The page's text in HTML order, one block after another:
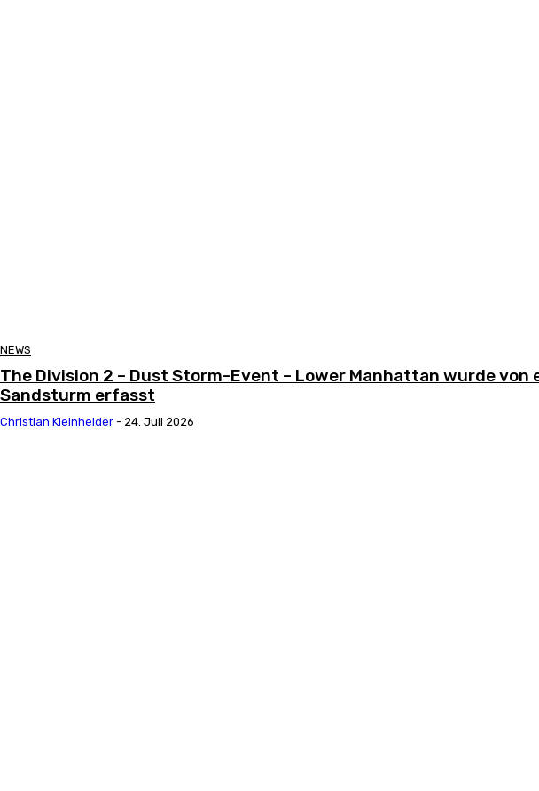
NEWS
The Division 2 – Dust Storm-Event – Lower Manhattan wurde von
Sandsturm erfasst
Christian Kleinheider - 24. Juli 2026